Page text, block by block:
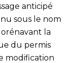
anticipé
sous le nom
la
du permis
modification